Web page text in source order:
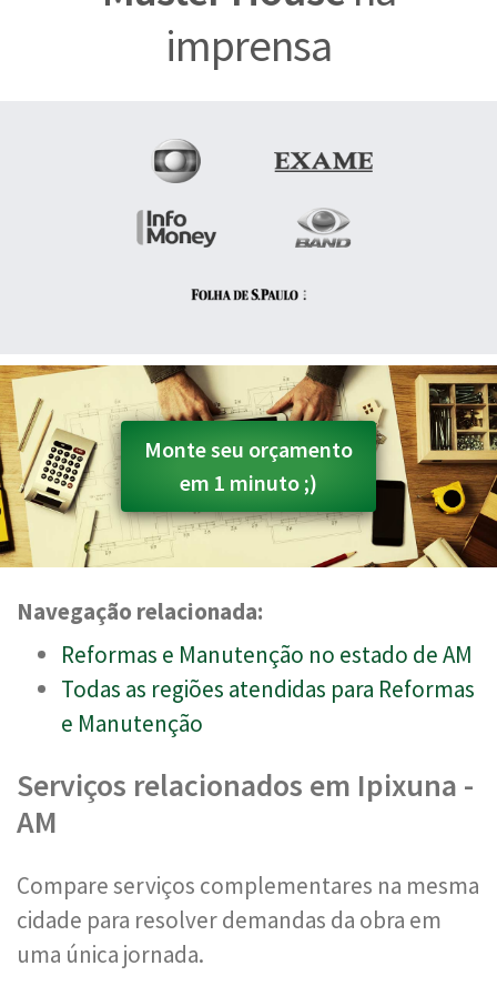
imprensa
Monte seu orçamento
em 1 minuto ;)
Navegação relacionada:
Reformas e Manutenção no estado de AM
Todas as regiões atendidas para Reformas
e Manutenção
Serviços relacionados em Ipixuna -
AM
Compare serviços complementares na mesma
cidade para resolver demandas da obra em
uma única jornada.